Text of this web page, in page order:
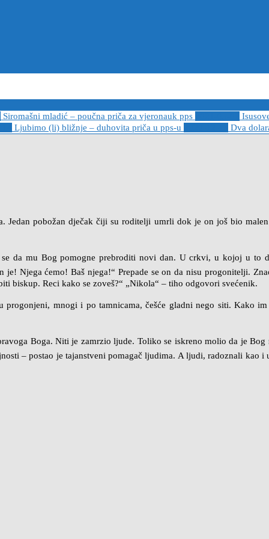
Siromašni mladić – poučna priča za vjeronauk pps
Ljubimo (li) bližnje – duhovita priča u pps-u
Dva
Jedan pobožan dječak čiji su roditelji umrli dok je on još bio
da mu Bog pomogne prebroditi novi dan. U crkvi, u kojoj u to
Njega ćemo! Baš njega!“ Prepade se on da nisu progonitelji.
biskup. Reci kako se zoveš?“ „Nikola“ – tiho odgovori svećenik.
mnogi i po tamnicama, češće gladni nego siti. Kako
Boga. Niti je zamrzio ljude. Toliko se iskreno molio da je
– postao je tajanstveni pomagač ljudima. A ljudi, radoznali